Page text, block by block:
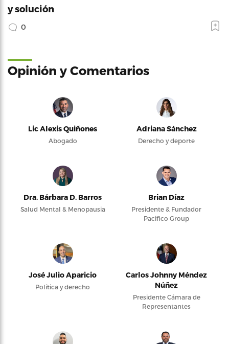
y solución
0
Opinión y Comentarios
Lic Alexis Quiñones
Abogado
Adriana Sánchez
Derecho y deporte
Dra. Bárbara D. Barros
Salud Mental & Menopausia
Brian Díaz
Presidente & Fundador
Pacifico Group
José Julio Aparicio
Política y derecho
Carlos Johnny Méndez
Núñez
Presidente Cámara de
Representantes